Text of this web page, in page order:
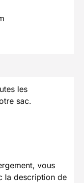
les
sac.
vous
la description de